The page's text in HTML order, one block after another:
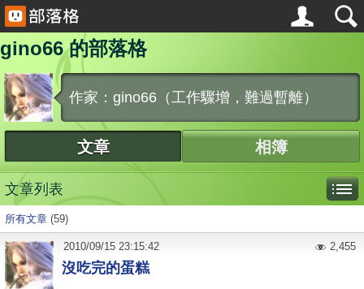
gino66 的部落格
作家：gino66（工作驟增，難過暫離）
文章 相簿
文章列表
所有文章 (59)
沒吃完的蛋糕
2010/09/15 23:15:42 2,455